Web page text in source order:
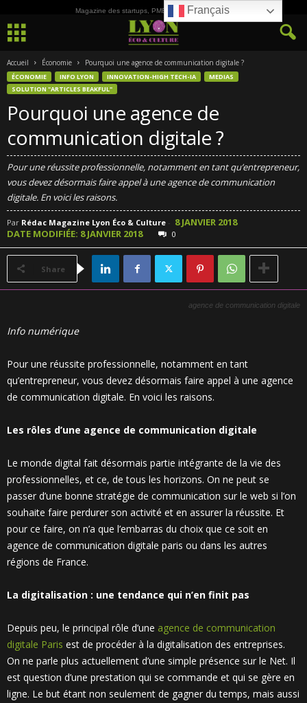
Magazine des startups, PME, ETI et de la Culture
Accueil Économie Pourquoi une agence de communication digitale ?
ÉCONOMIE INFO LYON INNOVATION-HIGH TECH-IA
MEDIAS
SOLUTION "ARTICLES BEAKFUL"
Pourquoi une agence de
communication digitale ?
Pour une réussite professionnelle, notamment en tant qu’entrepreneur,
vous devez désormais faire appel à une agence de communication
digitale. En voici les raisons.
Par Rédac Magazine Lyon Éco & Culture - 8 JANVIER 2018
DATE MODIFIÉE: 8 JANVIER 2018
0
Share
agence de communication digitale
Info numérique
Pour une réussite professionnelle, notamment en tant
qu’entrepreneur, vous devez désormais faire appel à une agence
de communication digitale. En voici les raisons.
Les rôles d’une agence de communication digitale
Le monde digital fait désormais partie intégrante de la vie des
professionnelles, et ce, de tous les horizons. On ne peut se
passer d’une bonne stratégie de communication sur le web si l’on
souhaite faire perdurer son activité et en assurer la réussite. Et
pour ce faire, on n’a que l’embarras du choix que ce soit en
agence de communication digitale paris ou dans les autres
régions de France.
La digitalisation : une tendance qui n’en finit pas
Depuis peu, le principal rôle d’une agence de communication
digitale Paris est de procéder à la digitalisation des entreprises.
On ne parle plus actuellement d’une simple présence sur le Net. Il
est question d’une prestation qui se commande et qui se gère en
ligne. Le but étant non seulement de gagner du temps, mais aussi
Français